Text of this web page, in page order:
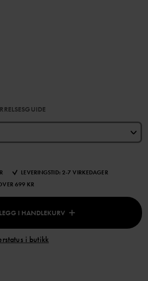
LEVERINGSTID: 2-7 VIRKEDAGER
699 KR
LEGG I HANDLEKURV
i butikk